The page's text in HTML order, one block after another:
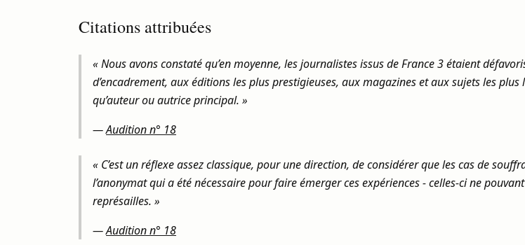
Citations attribuées
« Nous avons constaté qu’en moyenne, les journalistes issus de France 3 étaient
d’encadrement, aux éditions les plus prestigieuses, aux magazines et aux sujets les
qu’auteur ou autrice principal. »
—Audition n° 18
« C’est un réflexe assez classique, pour une direction, de considérer que les cas de
l’anonymat qui a été nécessaire pour faire émerger ces expériences - celles-ci ne
représailles. »
—Audition n° 18